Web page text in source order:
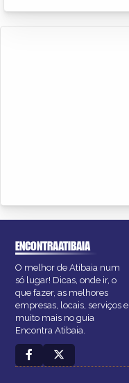
ENCONTRAATIBAIA
O melhor de Atibaia num
só lugar! Dicas, onde ir, o
que fazer, as melhores
empresas, locais, serviços e
muito mais no guia
Encontra Atibaia.